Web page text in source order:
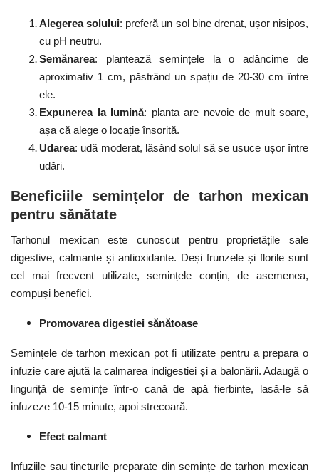
Alegerea solului: preferă un sol bine drenat, ușor nisipos,
cu pH neutru.
Semănarea: plantează semințele la o adâncime de
aproximativ 1 cm, păstrând un spațiu de 20-30 cm între
ele.
Expunerea la lumină: planta are nevoie de mult soare,
așa că alege o locație însorită.
Udarea: udă moderat, lăsând solul să se usuce ușor între
udări.
Beneficiile semințelor de tarhon mexican
pentru sănătate
Tarhonul mexican este cunoscut pentru proprietățile sale
digestive, calmante și antioxidante. Deși frunzele și florile sunt
cel mai frecvent utilizate, semințele conțin, de asemenea,
compuși benefici.
Promovarea digestiei sănătoase
Semințele de tarhon mexican pot fi utilizate pentru a prepara o
infuzie care ajută la calmarea indigestiei și a balonării. Adaugă o
linguriță de semințe într-o cană de apă fierbinte, lasă-le să
infuzeze 10-15 minute, apoi strecoară.
Efect calmant
Infuziile sau tincturile preparate din semințe de tarhon mexican